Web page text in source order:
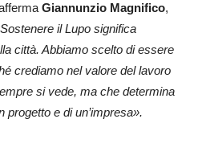
Giannunzio Magnifico,
il Lupo significa
città. Abbiamo scelto di essere
crediamo nel valore del lavoro
si vede, ma che determina
progetto e di un’impresa».